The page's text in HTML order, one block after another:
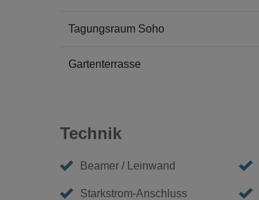
Tagungsraum Soho
Gartenterrasse
Technik
Beamer / Leinwand
Starkstrom-Anschluss